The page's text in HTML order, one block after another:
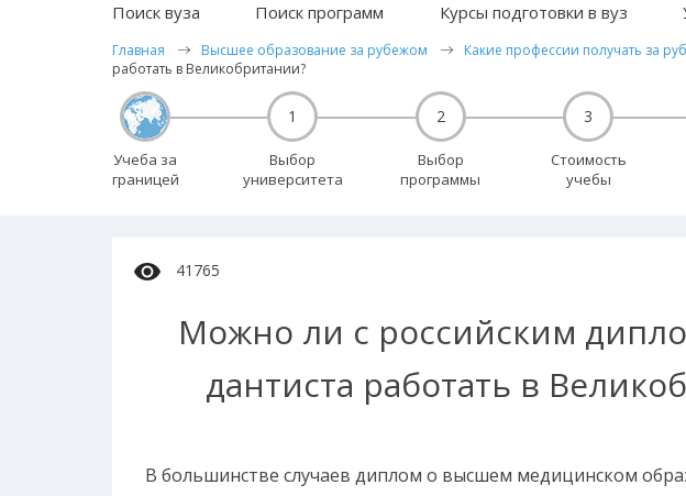
Поиск вуза Поиск программ Курсы подготовки в вуз
Главная Высшее образование за рубежом Какие профессии получать за
работать в Великобритании?
Учеба за
границей
1
Выбор
университета
2
Выбор
программы
3
Стоимость
учебы
41765
Можно ли с российским
дантиста работать в
В большинстве случаев диплом о высшем медицинском